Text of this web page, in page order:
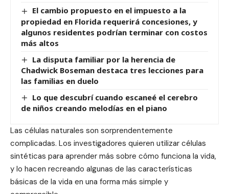
El cambio propuesto en el impuesto a la
propiedad en Florida requerirá concesiones, y
algunos residentes podrían terminar con costos
más altos
La disputa familiar por la herencia de
Chadwick Boseman destaca tres lecciones para
las familias en duelo
Lo que descubrí cuando escaneé el cerebro
de niños creando melodías en el piano
Las células naturales son sorprendentemente
complicadas. Los investigadores quieren utilizar células
sintéticas para aprender más sobre cómo funciona la vida,
y lo hacen recreando algunas de las características
básicas de la vida en una forma más simple y